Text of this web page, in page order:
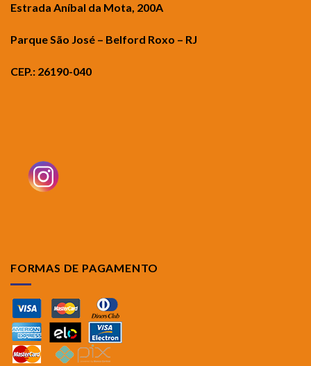
Estrada Aníbal da Mota, 200A
Parque São José – Belford Roxo – RJ
CEP.: 26190-040
FORMAS DE PAGAMENTO